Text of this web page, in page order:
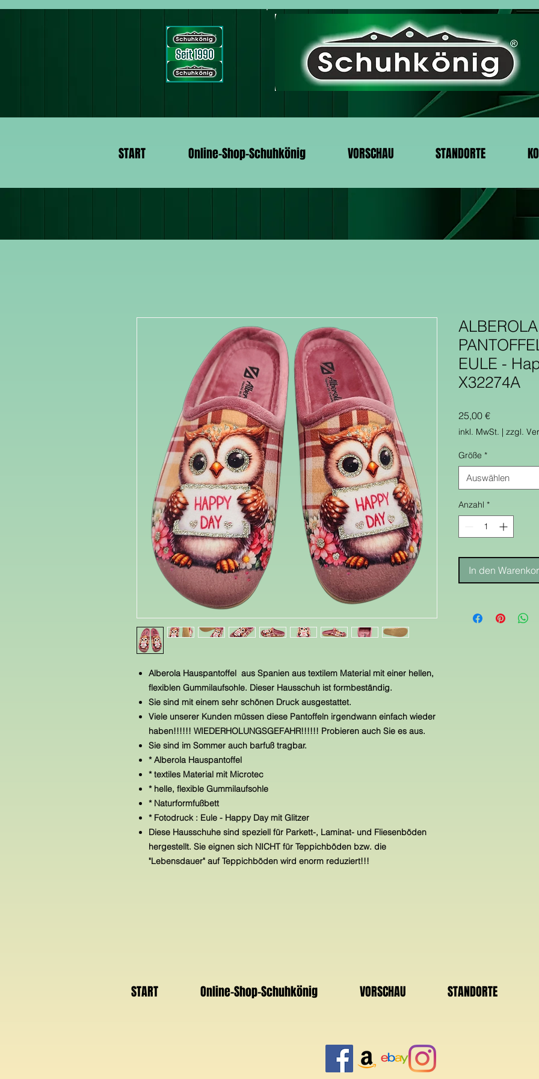
START Online-Shop-Schuhkönig VORSCHAU STANDORTE
Alberola Hauspantoffel aus Spanien aus textilem Material mit einer hellen,
flexiblen Gummilaufsohle. Dieser Hausschuh ist formbeständig.
Sie sind mit einem sehr schönen Druck ausgestattet.
Viele unserer Kunden müssen diese Pantoffeln irgendwann einfach wieder
haben!!!!!! WIEDERHOLUNGSGEFAHR!!!!!! Probieren auch Sie es aus.
Sie sind im Sommer auch barfuß tragbar.
* Alberola Hauspantoffel
* textiles Material mit Microtec
* helle, flexible Gummilaufsohle
* Naturformfußbett
* Fotodruck : Eule - Happy Day mit Glitzer
Diese Hausschuhe sind speziell für Parkett-, Laminat- und Fliesenböden
hergestellt. Sie eignen sich NICHT für Teppichböden bzw. die
"Lebensdauer" auf Teppichböden wird enorm reduziert!!!
EULE -
X32274A
25,00 €Preis
inkl. MwSt. | zzgl.
Größe *
Auswählen
Anzahl *
In den
START Online-Shop-Schuhkönig VORSCHAU STANDORTE